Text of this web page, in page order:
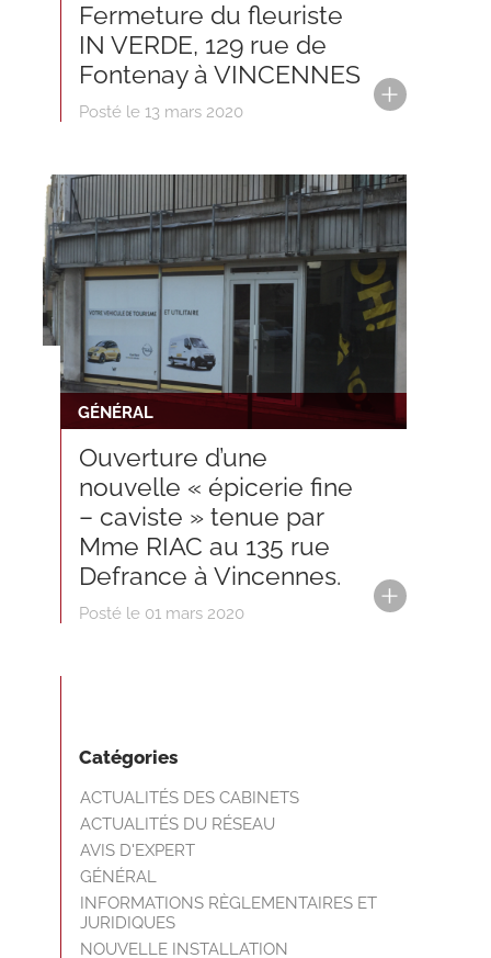
Fermeture du fleuriste
IN VERDE, 129 rue de
Fontenay à VINCENNES
Posté le 13 mars 2020
GÉNÉRAL
Ouverture d’une
nouvelle « épicerie fine
– caviste » tenue par
Mme RIAC au 135 rue
Defrance à Vincennes.
Posté le 01 mars 2020
Catégories
ACTUALITÉS DES CABINETS
ACTUALITÉS DU RÉSEAU
AVIS D'EXPERT
GÉNÉRAL
INFORMATIONS RÈGLEMENTAIRES ET
JURIDIQUES
NOUVELLE INSTALLATION